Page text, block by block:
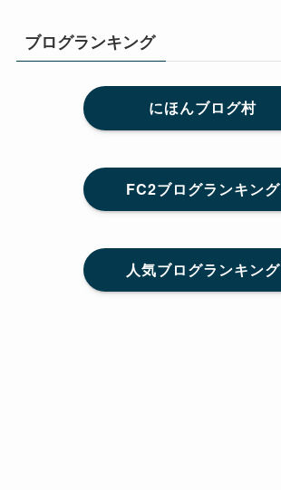
ブログランキング
にほんブログ村
FC2ブログランキング
人気ブログランキング